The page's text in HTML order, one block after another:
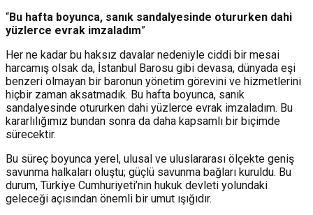
“Bu hafta boyunca, sanık sandalyesinde otururken dahi
yüzlerce evrak imzaladım”
Her ne kadar bu haksız davalar nedeniyle ciddi bir mesai
harcamış olsak da, İstanbul Barosu gibi devasa, dünyada eşi
benzeri olmayan bir baronun yönetim görevini ve hizmetlerini
hiçbir zaman aksatmadık. Bu hafta boyunca, sanık
sandalyesinde otururken dahi yüzlerce evrak imzaladım. Bu
kararlılığımız bundan sonra da daha kapsamlı bir biçimde
sürecektir.
Bu süreç boyunca yerel, ulusal ve uluslararası ölçekte geniş
savunma halkaları oluştu; güçlü savunma bağları kuruldu. Bu
durum, Türkiye Cumhuriyeti’nin hukuk devleti yolundaki
geleceği açısından önemli bir umut ışığıdır.